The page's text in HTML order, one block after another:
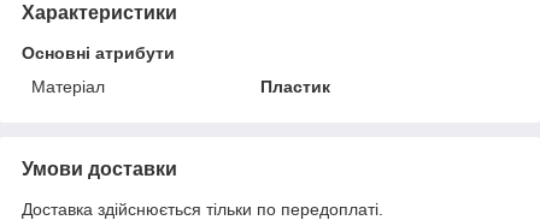
Характеристики
Основні атрибути
Матеріал
Пластик
Умови доставки
Доставка здійснюється тільки по передоплаті.